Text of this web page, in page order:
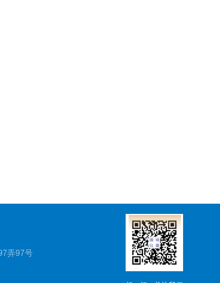
弄97号